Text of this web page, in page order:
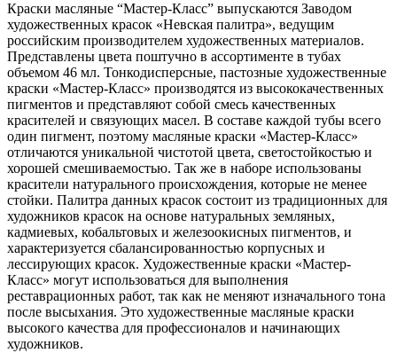
Краски масляные “Мастер-Класс” выпускаются Заводом
художественных красок «Невская палитра», ведущим
российским производителем художественных материалов.
Представлены цвета поштучно в ассортименте в тубах
объемом 46 мл. Тонкодисперсные, пастозные художественные
краски «Мастер-Класс» производятся из высококачественных
пигментов и представляют собой смесь качественных
красителей и связующих масел. В составе каждой тубы всего
один пигмент, поэтому масляные краски «Мастер-Класс»
отличаются уникальной чистотой цвета, светостойкостью и
хорошей смешиваемостью. Так же в наборе использованы
красители натурального происхождения, которые не менее
стойки. Палитра данных красок состоит из традиционных для
художников красок на основе натуральных земляных,
кадмиевых, кобальтовых и железоокисных пигментов, и
характеризуется сбалансированностью корпусных и
лессирующих красок. Художественные краски «Мастер-
Класс» могут использоваться для выполнения
реставрационных работ, так как не меняют изначального тона
после высыхания. Это художественные масляные краски
высокого качества для профессионалов и начинающих
художников.